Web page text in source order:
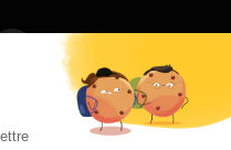
Instagram
CONTACT